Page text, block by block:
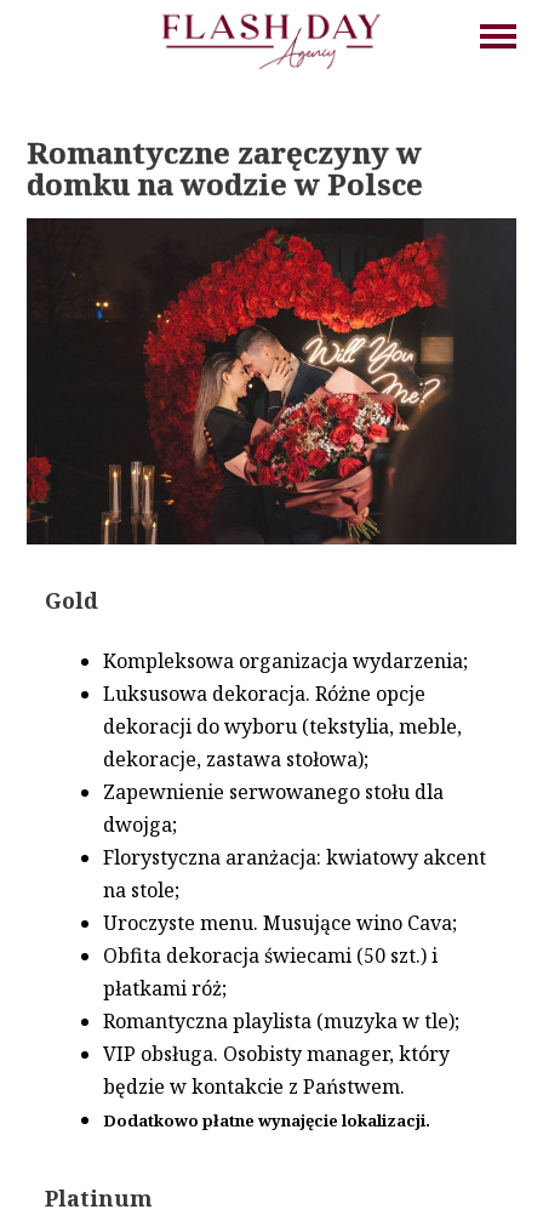
Romantyczne zaręczyny w
domku na wodzie w Polsce
Gold
Kompleksowa organizacja wydarzenia;
Luksusowa dekoracja. Różne opcje
dekoracji do wyboru (tekstylia, meble,
dekoracje, zastawa stołowa);
Zapewnienie serwowanego stołu dla
dwojga;
Florystyczna aranżacja: kwiatowy akcent
na stole;
Uroczyste menu. Musujące wino Cava;
Obfita dekoracja świecami (50 szt.) i
płatkami róż;
Romantyczna playlista (muzyka w tle);
VIP obsługa. Osobisty manager, który
będzie w kontakcie z Państwem.
Dodatkowo płatne wynajęcie lokalizacji.
Platinum